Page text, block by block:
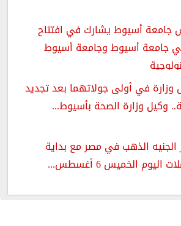
جامعة أسيوط يشارك في افتتاح
جامعة أسيوط وجامعة أسيوط
وزارة في أولى جولاتهما بعد تجديد
وكيل وزارة الصحة بأسيوط...
الذهب في مصر مع بداية
اليوم الخميس 6 أغسطس...